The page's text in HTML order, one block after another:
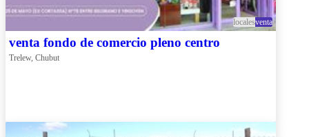
localesventa
venta fondo de comercio pleno centro
Trelew, Chubut